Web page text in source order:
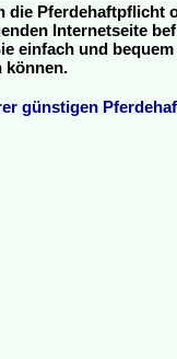
die Pferdehaftpflicht
Internetseite
einfach und
können.
günstigen